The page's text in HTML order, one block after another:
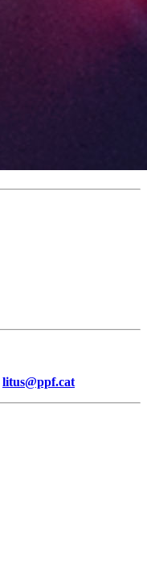
litus@ppf.cat